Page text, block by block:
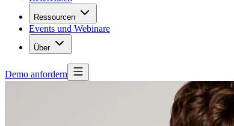
Ressourcen
Events und Webinare
Über
Demo anfordern